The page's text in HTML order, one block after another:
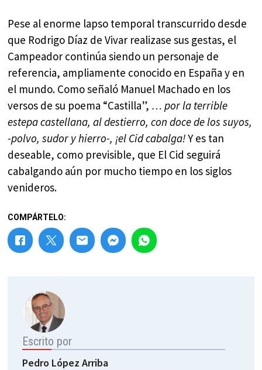
Pese al enorme lapso temporal transcurrido desde
que Rodrigo Díaz de Vivar realizase sus gestas, el
Campeador continúa siendo un personaje de
referencia, ampliamente conocido en España y en
el mundo. Como señaló Manuel Machado en los
versos de su poema “Castilla”, … por la terrible
estepa castellana, al destierro, con doce de los suyos,
-polvo, sudor y hierro-, ¡el Cid cabalga!Y es tan
deseable, como previsible, que El Cid seguirá
cabalgando aún por mucho tiempo en los siglos
venideros.
COMPÁRTELO:
Escrito por
Pedro López Arriba